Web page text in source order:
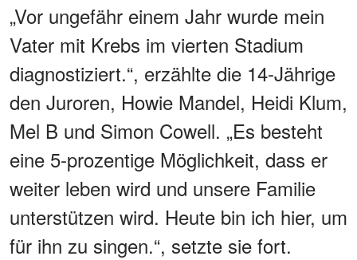
„Vor ungefähr einem Jahr wurde mein
Vater mit Krebs im vierten Stadium
diagnostiziert.“, erzählte die 14-Jährige
den Juroren, Howie Mandel, Heidi Klum,
Mel B und Simon Cowell. „Es besteht
eine 5-prozentige Möglichkeit, dass er
weiter leben wird und unsere Familie
unterstützen wird. Heute bin ich hier, um
für ihn zu singen.“, setzte sie fort.